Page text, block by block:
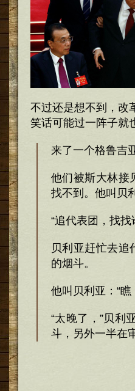
不过还是想不到，改
笑话可能过一阵子就
来了一个格鲁吉
他们被斯大林接
找不到。他叫贝
“追代表团，找找
贝利亚赶忙去追
的烟斗。
他叫贝利亚：“
“太晚了，”贝利
斗，另外一半在